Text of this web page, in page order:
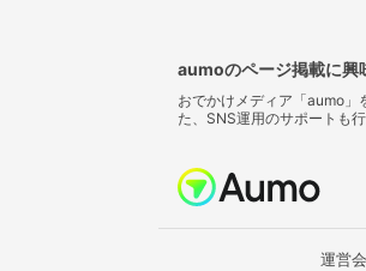
aumoのページ掲載に興
おでかけメディア「aumo」
た、SNS運用のサポートも
運営